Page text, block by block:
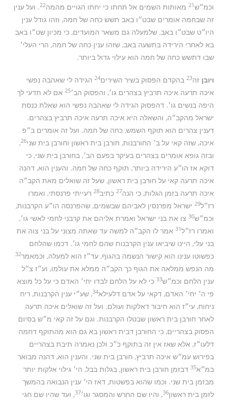
וכמ״ש21 מאותות השמים אל תחתו כי יחתו הגויים מהמה22. ועל ענין
זה שבחמה אומרים שבט״ו באב תשש כחה של חמה, וזהו גודל ענין
היו״ט שבט״ו באב, שלמעלה גם משאר המועדים, כי מכיון שט״ו באב
בא לאחרי הירידה בתשעה באב, שזהו ענין כחה של חמה, הרי העלי׳
שבו דתשש כחה של חמה הוא עילוי גדול ביותר.
ויובןזה23 בהקדם הפסוק בשיר השירים24 הגידה לי שאהבה נפשי
איכה תרעה איכה תרביץ בצהרים גו׳, והפסוק הב׳25 אם לא תדעי לך
היפה בנשים גו׳. דהפסוק הגידה לי שאהבה נפשי הוא שאלת כנסת
ישראל מהקב״ה, והשאלה היא איכה תרעה איכה תרביץ בצהרים.
דענין צהרים הוא תוקף השמש, כחה של חמה. ועל זה אומרים ב״פ
איכה, שזה קאי על ב׳ החורבנות, חורבן בית ראשון וחורבן בית שני26
,
ובזה גופא אומרים בצהרים בעיקר בפעם הב׳, בחורבן בית שני, כי
דוקא אז הו״ע הירידה ביותר, תוקף כחה של חמה. והענין הוא, דהנה
איכה תרעה קאי על חורבן בית ראשון, שעל זה שואלים מאת הקב״ה
איכה תרעה בזמן הגלות, כי הנה27 כתיב28 רעייתי פרנסתי, ואמרו
רז״ל29 ישראל מפרנסין לאביהם שבשמים, שהפרנסה הו״ע הקרבנות,
וכמ״ש30 צו את בני ישראל ואמרת אליהם את קרבני לחמי לאשי גו׳,
ואמרו רז״ל31 אמר לו הקב״ה למשה עד שאתה מצוני על בני צוה את
בני עלי, היינו שיביאו ענין הקרבנות שהם לחמי גו׳. דכמו שהלחם
כפשוטו ענינו הוא קישור הנשמה בהגוף, עד״ז הוא למעלה, וכמאמר32
מה הנפש ממלאה את הגוף כך הקב״ה ממלא את עולמו, וע״ז צ״ל
ענין הלחם וכמ״ש33 כי לא על הלחם לבדו יחי׳ האדם כי על כל מוצא
פי ה׳ יחי׳ האדם, דקאי על אדם דלעילא34, שע״י ענין הקרבנות, ריח
ניחוח, עי״ז הוא חיבור דאלקות ועולם. ועל זה שואלים איכה תרעה
לאחר חורבן בית ראשון שבטלו הקרבנות. וגם על זה קאי מ״ש בסיום
הפסוק בצהריים, כי החורבן דבית ראשון בא גם הוא מהתוקף דחמה
דלעו״ז, אלא שאז אין זה בתוקף כ״כ ולכן נאמרה תיבת בצהריים
בפירוש עמ״ש איכה תרביץ, חורבן בית שני. והענין הוא, דהנה מבואר
במ״א35 דבזמן חורבן בית ראשון, בגלות בבל, הי׳ גילוי אלקות יותר
מבזמן בית שני. וכמו שהוא בפשטות, דאז הי׳ ענין הנבואה בהמשך
לזמן בית ראשון36, והיו שם החרש והמסגר וגו׳37, ועד שהיו שם חגי